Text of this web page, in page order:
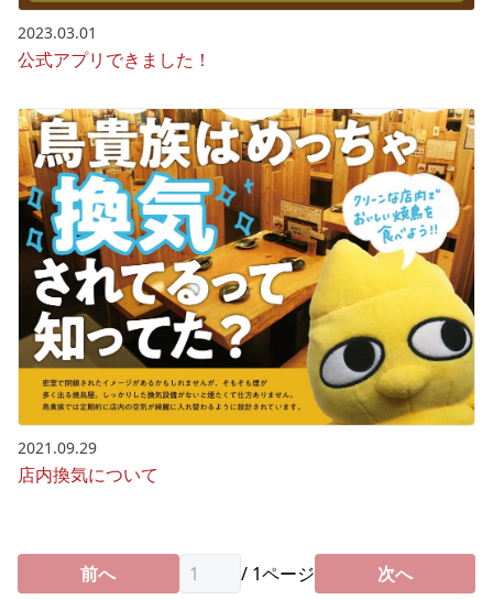
2023.03.01
公式アプリできました！
2021.09.29
店内換気について
前へ / 1ページ 次へ